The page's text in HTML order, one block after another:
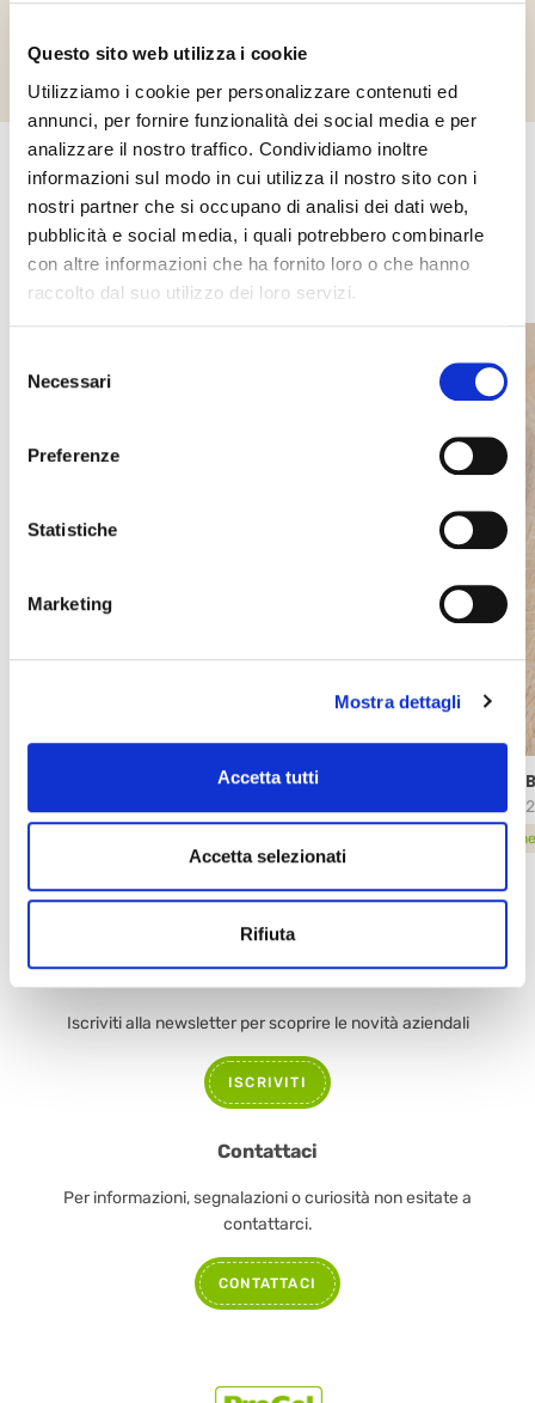
Questo sito web utilizza i cookie
Utilizziamo i cookie per personalizzare contenuti ed
annunci, per fornire funzionalità dei social media e per
analizzare il nostro traffico. Condividiamo inoltre
informazioni sul modo in cui utilizza il nostro sito con i
nostri partner che si occupano di analisi dei dati web,
pubblicità e social media, i quali potrebbero combinarle
con altre informazioni che ha fornito loro o che hanno
raccolto dal suo utilizzo dei loro servizi.
delNecessari
Preferenze
Statistiche
Marketing
Mostra dettagli
Accetta tutti
Accetta selezionati
Rifiuta
Altri prodotti che potrebbero
interessarti
ARABESCHI® PISTACCHIO ROCK
17422
Newsletter
Iscriviti alla newsletter per scoprire le novità aziendali
ISCRIVITI
Contattaci
Per informazioni, segnalazioni o curiosità non esitate a
contattarci.
CONTATTACI